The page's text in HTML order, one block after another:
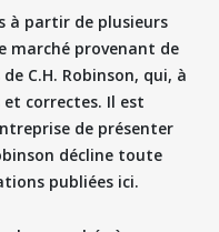
à partir de plusieurs
marché provenant de
C.H. Robinson, qui, à
correctes. Il est
de présenter
décline toute
publiées ici.